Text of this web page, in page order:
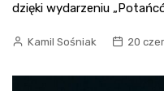
dzięki wydarzeniu
Kamil Sośniak 20